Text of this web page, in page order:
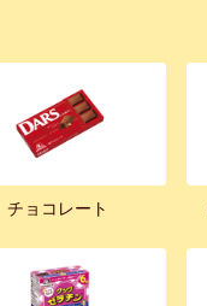
チョコレート